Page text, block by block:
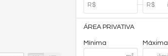
ÁREA PRIVATIVA
Mínima Máxima